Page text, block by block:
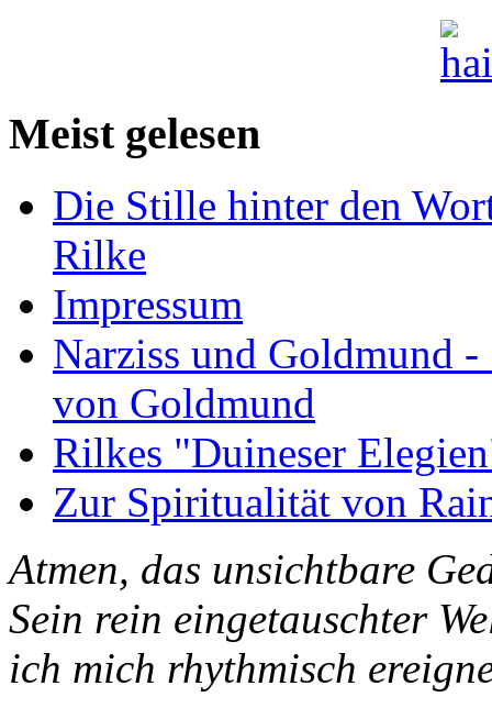
Meist gelesen
Die Stille hinter den
Rilke
Impressum
Narziss und Goldmund
von Goldmund
Rilkes "Duineser
Zur Spiritualität von
Atmen, das unsichtbare
Sein rein eingetauschter
ich mich rhythmisch